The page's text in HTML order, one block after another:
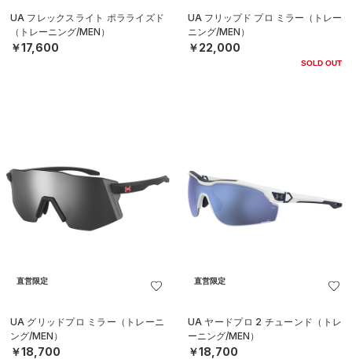
UA フレックスライト ポラライズド
（トレーニング/MEN）
￥17,600
UA フリップド プロ ミラー（トレー
ニング/MEN）
￥22,000
SOLD OUT
直営限定
UA グリッドプロ ミラー（トレーニ
ング/MEN）
￥18,700
直営限定
UA ヤードプロ 2 チューンド（トレ
ーニング/MEN）
￥18,700